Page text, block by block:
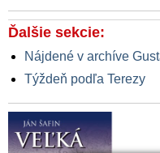
Ďalšie sekcie:
Nájdené v archíve
Týždeň podľa Terezy